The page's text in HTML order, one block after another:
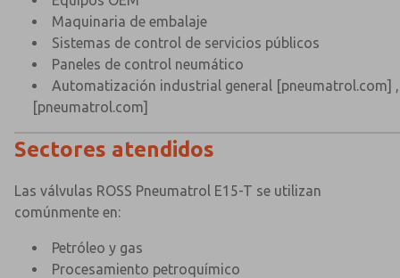
Maquinaria de embalaje
Sistemas de control de servicios públicos
Paneles de control neumático
Automatización industrial general [pneumatrol.com] ,
[pneumatrol.com]
Sectores atendidos
Las válvulas ROSS Pneumatrol E15-T se utilizan
comúnmente en:
Petróleo y gas
Procesamiento petroquímico